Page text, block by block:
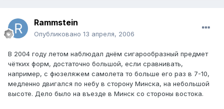
Rammstein
Опубликовано 13 апреля, 2006
В 2004 году летом наблюдал днём сигарообразный предмет
чётких форм, достаточно большой, если сравнивать,
например, с фюзеляжем самолета то больше его раз в 7-10,
медленно двигался по небу в сторону Минска, на небольшой
высоте. Дело было на въезде в Минск со стороны востока.